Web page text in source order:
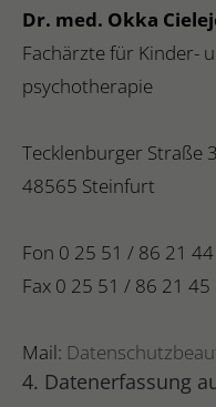
Dr. med. Okka
Fachärzte für Kinder-
psychotherapie
Tecklenburger Straße
48565 Steinfurt
Fon 0 25 51 / 86 21 44
Fax 0 25 51 / 86 21 45
Mail:
4. Datenerfassung